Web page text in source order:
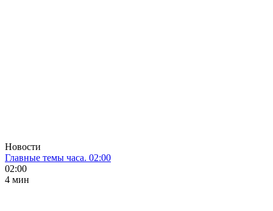
Новости
Главные темы часа. 02:00
02:00
4 мин